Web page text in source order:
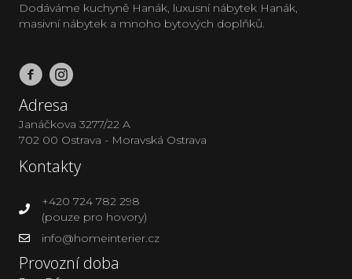
Dodáváme kuchyně Hanák, luxusní nábytek Hanák,
masivní nábytek a mnoho bytových doplňků.
Adresa
Janáčkova 3277/22 A
702 00 Ostrava - Moravská Ostrava
Kontakty
+420 724 782 298
(pouze pro hovory)
info@homeinterier.cz
Provozní doba